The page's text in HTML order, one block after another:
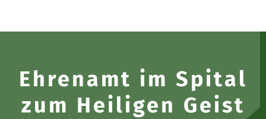
Ehrenamt im Spital
zum Heiligen Geist